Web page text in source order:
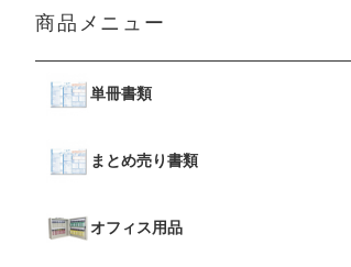
商品メニュー
単冊書類
まとめ売り書類
オフィス用品